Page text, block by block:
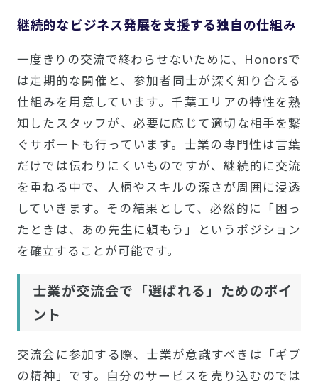
継続的なビジネス発展を支援する独自の仕組み
一度きりの交流で終わらせないために、Honorsで
は定期的な開催と、参加者同士が深く知り合える
仕組みを用意しています。千葉エリアの特性を熟
知したスタッフが、必要に応じて適切な相手を繋
ぐサポートも行っています。士業の専門性は言葉
だけでは伝わりにくいものですが、継続的に交流
を重ねる中で、人柄やスキルの深さが周囲に浸透
していきます。その結果として、必然的に「困っ
たときは、あの先生に頼もう」というポジション
を確立することが可能です。
士業が交流会で「選ばれる」ためのポイ
ント
交流会に参加する際、士業が意識すべきは「ギブ
の精神」です。自分のサービスを売り込むのでは